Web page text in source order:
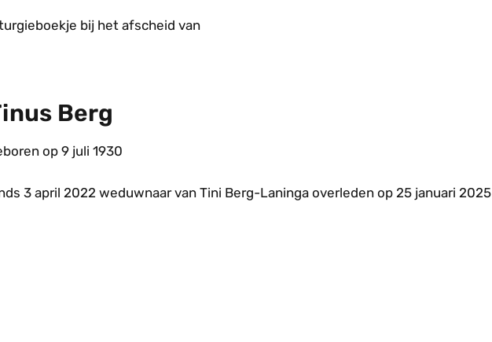
bij het afscheid van
Berg
op 9 juli 1930
3 april 2022 weduwnaar van Tini Berg-Laninga overleden op 25 januari 2025